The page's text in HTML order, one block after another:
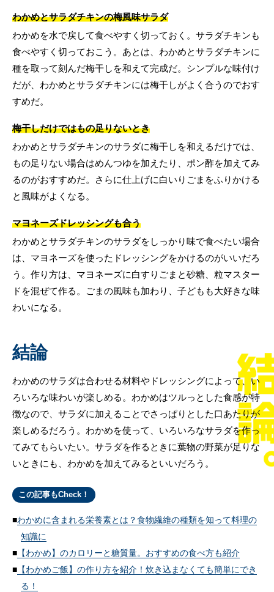
わかめとサラダチキンの梅風味サラダ
わかめを水で戻して食べやすく切っておく。サラダチキンも
食べやすく切っておこう。あとは、わかめとサラダチキンに
種を取って刻んだ梅干しを和えて完成だ。シンプルな味付け
だが、わかめとサラダチキンには梅干しがよく合うのでおす
すめだ。
梅干しだけではもの足りないとき
わかめとサラダチキンのサラダに梅干しを和えるだけでは、
もの足りない場合はめんつゆを加えたり、ポン酢を加えてみ
るのがおすすめだ。さらに仕上げに白いりごまをふりかける
と風味がよくなる。
マヨネーズドレッシングも合う
わかめとサラダチキンのサラダをしっかり味で食べたい場合
は、マヨネーズを使ったドレッシングをかけるのがいいだろ
う。作り方は、マヨネーズに白すりごまと砂糖、粒マスター
ドを混ぜて作る。ごまの風味も加わり、子どもも大好きな味
わいになる。
結論
わかめのサラダは合わせる材料やドレッシングによって、い
ろいろな味わいが楽しめる。わかめはツルっとした食感が特
徴なので、サラダに加えることでさっぱりとした口あたりが
楽しめるだろう。わかめを使って、いろいろなサラダを作っ
てみてもらいたい。サラダを作るときに葉物の野菜が足りな
いときにも、わかめを加えてみるといいだろう。
この記事もCheck！
わかめに含まれる栄養素とは？食物繊維の種類を知って料理の
知識に
【わかめ】のカロリーと糖質量。おすすめの食べ方も紹介
【わかめご飯】の作り方を紹介！炊き込まなくても簡単にでき
る！